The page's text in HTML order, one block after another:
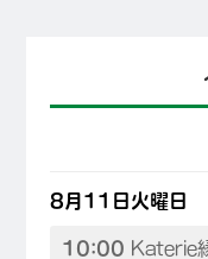
8月11日火曜日
10:00 Katerie